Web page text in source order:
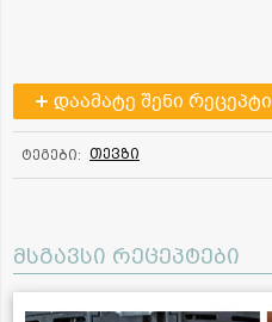
დაამატე შენი რეცეპტი
ტეგები: თევზი
მსგავსი რეცეპტები